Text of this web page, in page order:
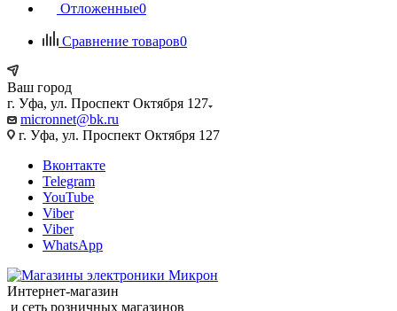
Отложенные0
Сравнение товаров0
Ваш город
г. Уфа, ул. Проспект Октября 127
micronnet@bk.ru
г. Уфа, ул. Проспект Октября 127
Вконтакте
Telegram
YouTube
Viber
Viber
WhatsApp
Интернет-магазин
и сеть розничных магазинов